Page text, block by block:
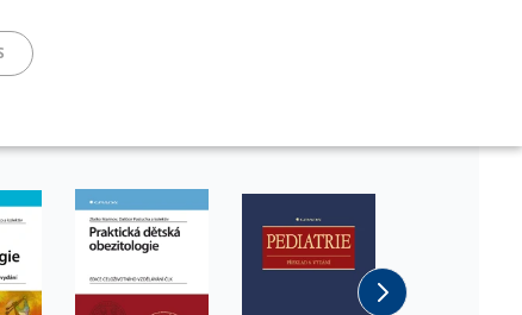
SÚBORY
je možné webové stránky správne používať.